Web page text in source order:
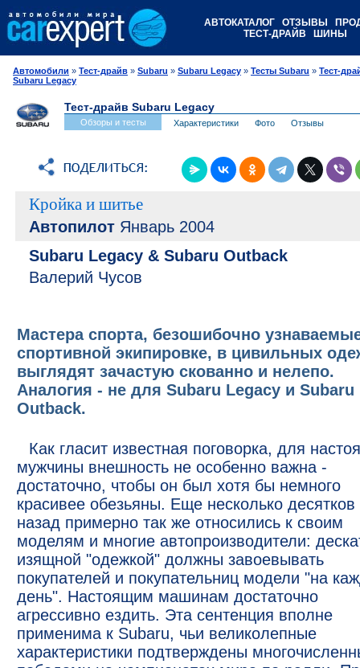
АВТОКАТАЛОГ ОТЗЫВЫ
ТЕСТ-ДРАЙВ
ШИНЫ
Автомобили » Тест-драйв » Subaru » Subaru Legacy » Тесты Subaru » Тест-
Subaru Legacy
Тест-драйв Subaru Legacy
Обзоры и тесты Характеристики Фото Отзывы
Кройка и шитье
Автопилот Январь 2004
Subaru Legacy & Subaru Outback
Валерий Чусов
Мастера спорта, безошибочно
спортивной экипировке, в цивильных
выглядят зачастую скованно и нелепо.
Аналогия - не для Subaru Legacy и Subaru
Outback.
Как гласит известная поговорка, для
мужчины внешность не особенно важна -
достаточно, чтобы он был хотя бы немного
красивее обезьяны. Еще несколько десятков
назад примерно так же относились к своим
моделям и многие автопроизводители:
изящной "одежкой" должны завоевывать
покупателей и покупательниц модели "на
день". Настоящим машинам достаточно
агрессивно ездить. Эта сентенция вполне
применима к Subaru, чьи великолепные
характеристики подтверждены